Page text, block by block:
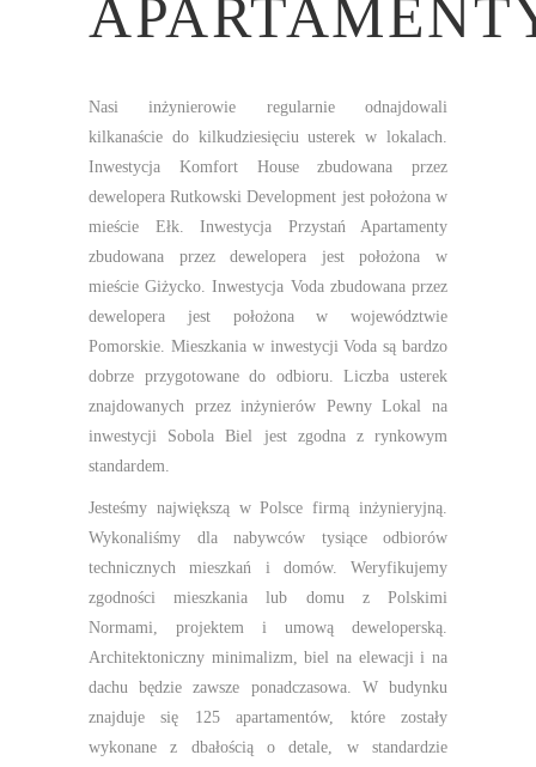
Nasi inżynierowie regularnie odnajdowali
kilkanaście do kilkudziesięciu usterek w lokalach.
Inwestycja Komfort House zbudowana przez
dewelopera Rutkowski Development jest położona w
mieście Ełk. Inwestycja Przystań Apartamenty
zbudowana przez dewelopera jest położona w
mieście Giżycko. Inwestycja Voda zbudowana przez
dewelopera jest położona w województwie
Pomorskie. Mieszkania w inwestycji Voda są bardzo
dobrze przygotowane do odbioru. Liczba usterek
znajdowanych przez inżynierów Pewny Lokal na
inwestycji Sobola Biel jest zgodna z rynkowym
standardem.
Jesteśmy największą w Polsce firmą inżynieryjną.
Wykonaliśmy dla nabywców tysiące odbiorów
technicznych mieszkań i domów. Weryfikujemy
zgodności mieszkania lub domu z Polskimi
Normami, projektem i umową deweloperską.
Architektoniczny minimalizm, biel na elewacji i na
dachu będzie zawsze ponadczasowa. W budynku
znajduje się 125 apartamentów, które zostały
wykonane z dbałością o detale, w standardzie